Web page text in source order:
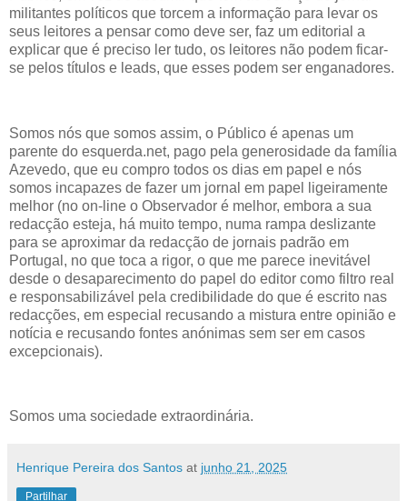
militantes políticos que torcem a informação para levar os
seus leitores a pensar como deve ser, faz um editorial a
explicar que é preciso ler tudo, os leitores não podem ficar-
se pelos títulos e leads, que esses podem ser enganadores.
Somos nós que somos assim, o Público é apenas um
parente do esquerda.net, pago pela generosidade da família
Azevedo, que eu compro todos os dias em papel e nós
somos incapazes de fazer um jornal em papel ligeiramente
melhor (no on-line o Observador é melhor, embora a sua
redacção esteja, há muito tempo, numa rampa deslizante
para se aproximar da redacção de jornais padrão em
Portugal, no que toca a rigor, o que me parece inevitável
desde o desaparecimento do papel do editor como filtro real
e responsabilizável pela credibilidade do que é escrito nas
redacções, em especial recusando a mistura entre opinião e
notícia e recusando fontes anónimas sem ser em casos
excepcionais).
Somos uma sociedade extraordinária.
Henrique Pereira dos Santos at junho 21, 2025
Partilhar